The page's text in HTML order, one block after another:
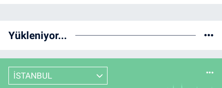
Yükleniyor...
İSTANBUL